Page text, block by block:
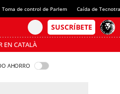
Toma de control de Parlem Caída de
EN CATALÀ
AHORRO